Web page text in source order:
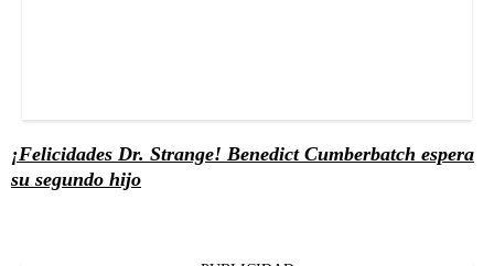
¡Felicidades Dr. Strange! Benedict Cumberbatch espera
su segundo hijo